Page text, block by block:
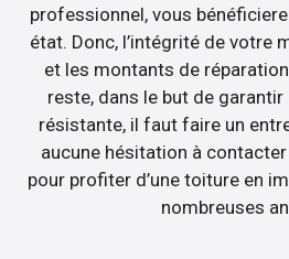
professionnel, vous
état. Donc, l’intégrité de votre
et les montants de réparation
reste, dans le but de
résistante, il faut faire un
aucune hésitation à
pour profiter d’une toiture en
nombreuses